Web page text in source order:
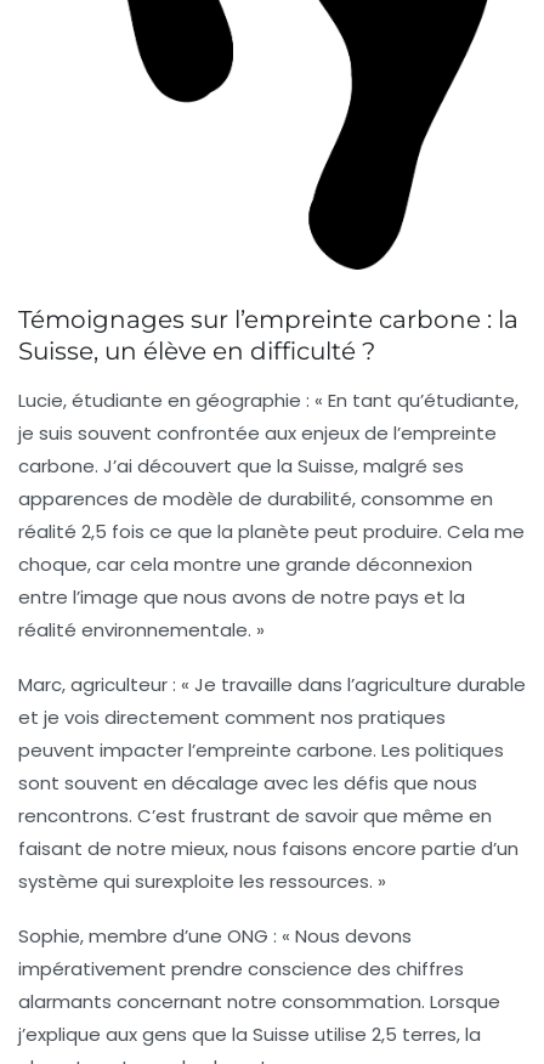
Témoignages sur l’empreinte carbone : la
Suisse, un élève en difficulté ?
Lucie, étudiante en géographie : « En tant qu’étudiante,
je suis souvent confrontée aux enjeux de l’empreinte
carbone. J’ai découvert que la Suisse, malgré ses
apparences de modèle de durabilité, consomme en
réalité 2,5 fois ce que la planète peut produire. Cela me
choque, car cela montre une grande déconnexion
entre l’image que nous avons de notre pays et la
réalité environnementale. »
Marc, agriculteur : « Je travaille dans l’agriculture durable
et je vois directement comment nos pratiques
peuvent impacter l’empreinte carbone. Les politiques
sont souvent en décalage avec les défis que nous
rencontrons. C’est frustrant de savoir que même en
faisant de notre mieux, nous faisons encore partie d’un
système qui surexploite les ressources. »
Sophie, membre d’une ONG : « Nous devons
impérativement prendre conscience des chiffres
alarmants concernant notre consommation. Lorsque
j’explique aux gens que la Suisse utilise 2,5 terres, la